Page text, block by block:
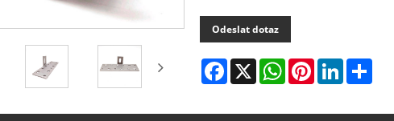
Odeslat dotaz
Facebook
X WhatsAppPinterestLinkedIn